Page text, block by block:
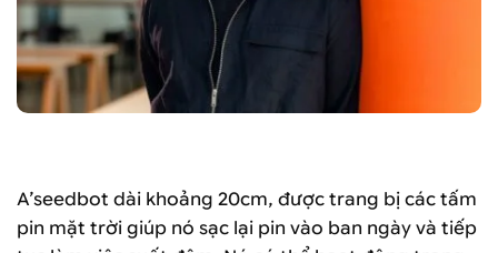
A’seedbot dài khoảng 20cm, được trang bị các tấm
pin mặt trời giúp nó sạc lại pin vào ban ngày và tiếp